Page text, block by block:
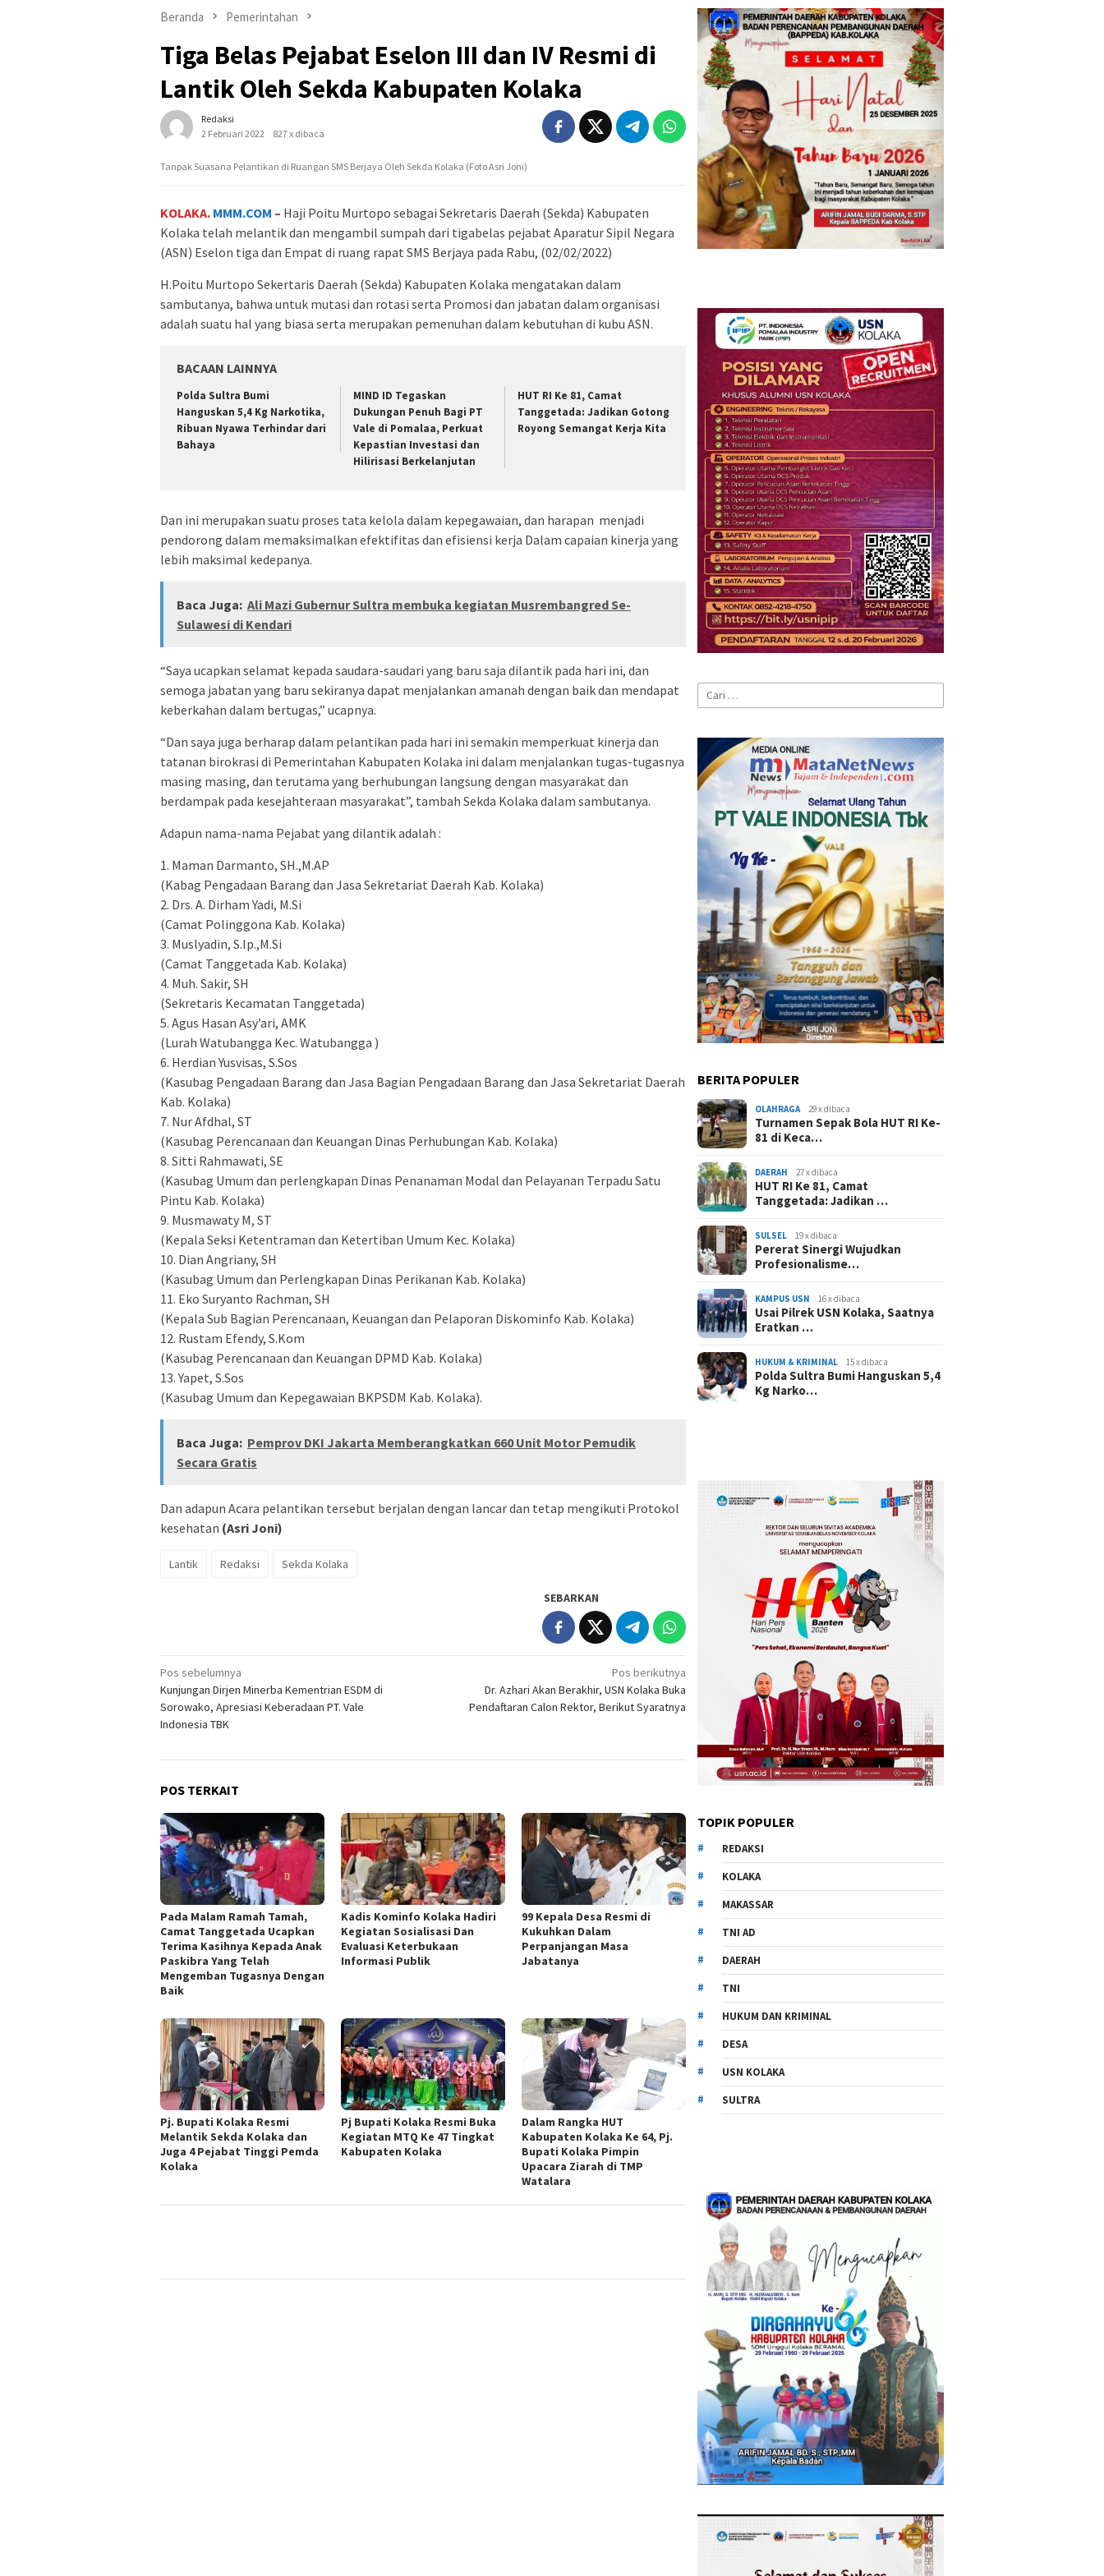
Beranda Pemerintahan
Tiga Belas Pejabat Eselon III dan IV Resmi di
Lantik Oleh Sekda Kabupaten Kolaka
Redaksi
2 Februari 2022
827 x dibaca
Tanpak Suasana Pelantikan di Ruangan SMS Berjaya Oleh Sekda Kolaka (Foto Asri Joni)
KOLAKA. MMM.COM – Haji Poitu Murtopo sebagai Sekretaris Daerah (Sekda) Kabupaten
Kolaka telah melantik dan mengambil sumpah dari tigabelas pejabat Aparatur Sipil Negara
(ASN) Eselon tiga dan Empat di ruang rapat SMS Berjaya pada Rabu, (02/02/2022)
H.Poitu Murtopo Sekertaris Daerah (Sekda) Kabupaten Kolaka mengatakan dalam
sambutanya, bahwa untuk mutasi dan rotasi serta Promosi dan jabatan dalam organisasi
adalah suatu hal yang biasa serta merupakan pemenuhan dalam kebutuhan di kubu ASN.
BACAAN LAINNYA
Polda Sultra Bumi
Hanguskan 5,4 Kg Narkotika,
Ribuan Nyawa Terhindar dari
Bahaya
MIND ID Tegaskan
Dukungan Penuh Bagi PT
Vale di Pomalaa, Perkuat
Kepastian Investasi dan
Hilirisasi Berkelanjutan
HUT RI Ke 81, Camat
Tanggetada: Jadikan Gotong
Royong Semangat Kerja Kita
Dan ini merupakan suatu proses tata kelola dalam kepegawaian, dan harapan menjadi
pendorong dalam memaksimalkan efektifitas dan efisiensi kerja Dalam capaian kinerja yang
lebih maksimal kedepanya.
Baca Juga: Ali Mazi Gubernur Sultra membuka kegiatan Musrembangred Se-
Sulawesi di Kendari
“Saya ucapkan selamat kepada saudara-saudari yang baru saja dilantik pada hari ini, dan
semoga jabatan yang baru sekiranya dapat menjalankan amanah dengan baik dan mendapat
keberkahan dalam bertugas,” ucapnya.
“Dan saya juga berharap dalam pelantikan pada hari ini semakin memperkuat kinerja dan
tatanan birokrasi di Pemerintahan Kabupaten Kolaka ini dalam menjalankan tugas-tugasnya
masing masing, dan terutama yang berhubungan langsung dengan masyarakat dan
berdampak pada kesejahteraan masyarakat”, tambah Sekda Kolaka dalam sambutanya.
Adapun nama-nama Pejabat yang dilantik adalah :
1. Maman Darmanto, SH.,M.AP
(Kabag Pengadaan Barang dan Jasa Sekretariat Daerah Kab. Kolaka)
2. Drs. A. Dirham Yadi, M.Si
(Camat Polinggona Kab. Kolaka)
3. Muslyadin, S.Ip.,M.Si
(Camat Tanggetada Kab. Kolaka)
4. Muh. Sakir, SH
(Sekretaris Kecamatan Tanggetada)
5. Agus Hasan Asy’ari, AMK
(Lurah Watubangga Kec. Watubangga )
6. Herdian Yusvisas, S.Sos
(Kasubag Pengadaan Barang dan Jasa Bagian Pengadaan Barang dan Jasa Sekretariat Daerah
Kab. Kolaka)
7. Nur Afdhal, ST
(Kasubag Perencanaan dan Keuangan Dinas Perhubungan Kab. Kolaka)
8. Sitti Rahmawati, SE
(Kasubag Umum dan perlengkapan Dinas Penanaman Modal dan Pelayanan Terpadu Satu
Pintu Kab. Kolaka)
9. Musmawaty M, ST
(Kepala Seksi Ketentraman dan Ketertiban Umum Kec. Kolaka)
10. Dian Angriany, SH
(Kasubag Umum dan Perlengkapan Dinas Perikanan Kab. Kolaka)
11. Eko Suryanto Rachman, SH
(Kepala Sub Bagian Perencanaan, Keuangan dan Pelaporan Diskominfo Kab. Kolaka)
12. Rustam Efendy, S.Kom
(Kasubag Perencanaan dan Keuangan DPMD Kab. Kolaka)
13. Yapet, S.Sos
(Kasubag Umum dan Kepegawaian BKPSDM Kab. Kolaka).
Baca Juga: Pemprov DKI Jakarta Memberangkatkan 660 Unit Motor Pemudik
Secara Gratis
Dan adapun Acara pelantikan tersebut berjalan dengan lancar dan tetap mengikuti Protokol
kesehatan (Asri Joni)
Lantik Redaksi Sekda Kolaka
SEBARKAN
Navigasi
pos
Pos sebelumnya
Kunjungan Dirjen Minerba Kementrian ESDM di
Sorowako, Apresiasi Keberadaan PT. Vale
Indonesia TBK
Pos berikutnya
Dr. Azhari Akan Berakhir, USN Kolaka Buka
Pendaftaran Calon Rektor, Berikut Syaratnya
POS TERKAIT
Pada Malam Ramah Tamah,
Camat Tanggetada Ucapkan
Terima Kasihnya Kepada Anak
Paskibra Yang Telah
Mengemban Tugasnya Dengan
Baik
Kadis Kominfo Kolaka Hadiri
Kegiatan Sosialisasi Dan
Evaluasi Keterbukaan
Informasi Publik
99 Kepala Desa Resmi di
Kukuhkan Dalam
Perpanjangan Masa
Jabatanya
Pj. Bupati Kolaka Resmi
Melantik Sekda Kolaka dan
Juga 4 Pejabat Tinggi Pemda
Kolaka
Pj Bupati Kolaka Resmi Buka
Kegiatan MTQ Ke 47 Tingkat
Kabupaten Kolaka
Dalam Rangka HUT
Kabupaten Kolaka Ke 64, Pj.
Bupati Kolaka Pimpin
Upacara Ziarah di TMP
Watalara
Cari
untuk:
BERITA POPULER
OLAHRAGA 29 x dibaca
Turnamen Sepak Bola HUT RI Ke-
81 di Keca…
DAERAH 27 x dibaca
HUT RI Ke 81, Camat
Tanggetada: Jadikan …
SULSEL 19 x dibaca
Pererat Sinergi Wujudkan
Profesionalisme…
KAMPUS USN 16 x dibaca
Usai Pilrek USN Kolaka, Saatnya
Eratkan …
HUKUM & KRIMINAL 15 x dibaca
Polda Sultra Bumi Hanguskan 5,4
Kg Narko…
TOPIK POPULER
REDAKSI
KOLAKA
MAKASSAR
TNI AD
DAERAH
TNI
HUKUM DAN KRIMINAL
DESA
USN KOLAKA
SULTRA